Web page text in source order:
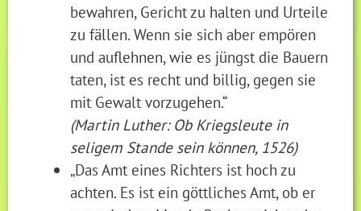
bewahren, Gericht zu halten und Urteile
zu fällen. Wenn sie sich aber empören
und auflehnen, wie es jüngst die Bauern
taten, ist es recht und billig, gegen sie
mit Gewalt vorzugehen.“
(Martin Luther: Ob Kriegsleute in
seligem Stande sein können, 1526)
„Das Amt eines Richters ist hoch zu
achten. Es ist ein göttliches Amt, ob er